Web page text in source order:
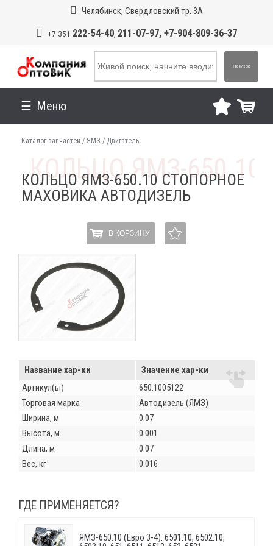
Челябинск, Свердловский тр. 3А
+7 351 222-54-40, 211-07-97, +7-904-809-36-37
ПОИСК
Меню
Каталог запчастей / ЯМЗ / Двигатель
КОЛЬЦО ЯМЗ-650.10 СТОПОРНОЕ
МАХОВИКА АВТОДИЗЕЛЬ
В КОРЗИНУ
Название хар-ки
Значение хар-ки
Артикул(ы)
650.1005122
Торговая марка
Автодизель (ЯМЗ)
Ширина, м
0.07
Высота, м
0.001
Длина, м
0.07
Вес, кг
0.016
ГДЕ ПРИМЕНЯЕТСЯ?
ЯМЗ-650.10 (Евро 3-4): 6501.10, 6502.10,